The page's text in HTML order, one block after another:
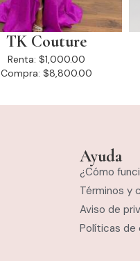
TK Couture
Renta: $1,000.00
Compra: $8,800.00
Ayuda
¿Cómo
Términos y
Aviso de
Políticas de